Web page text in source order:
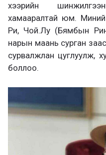
хээрийн
хамааралтай юм.
Ри, Чой.Лу (Бямбын
нарын маань сурган
сурвалжлан цуглуулж,
боллоо.